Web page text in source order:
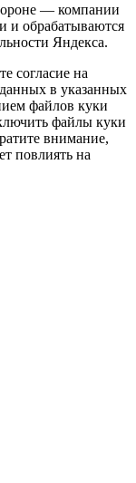
— компании
обрабатываются
Яндекса.
согласие на
в указанных
файлов куки
файлы куки
внимание,
повлиять на